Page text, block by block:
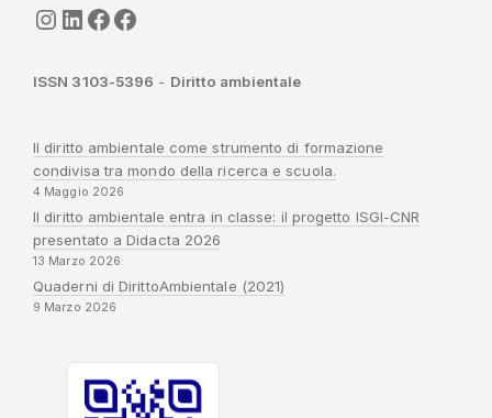
seguici
LinkedIn
ISGI-CNRSapienza
ISSN 3103-5396 - Diritto ambientale
Il diritto ambientale come strumento di formazione
condivisa tra mondo della ricerca e scuola.
4 Maggio 2026
Il diritto ambientale entra in classe: il progetto ISGI-CNR
presentato a Didacta 2026
13 Marzo 2026
Quaderni di DirittoAmbientale (2021)
9 Marzo 2026